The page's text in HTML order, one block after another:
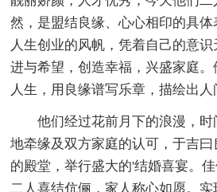
然，是盟结良缘、心心相印的具
人生创业的风帆，凭着自己的意
进与希望，创造幸福，兴盛家庭
人生，用良缘谱写乐章，描绘出人
他们经过花前月下的浪漫，
地牵缘及双方家庭的认可，于吉
的殿堂，举行盛大的'结婚喜宴。佳
二人喜结伉俪，家人称心如愿。